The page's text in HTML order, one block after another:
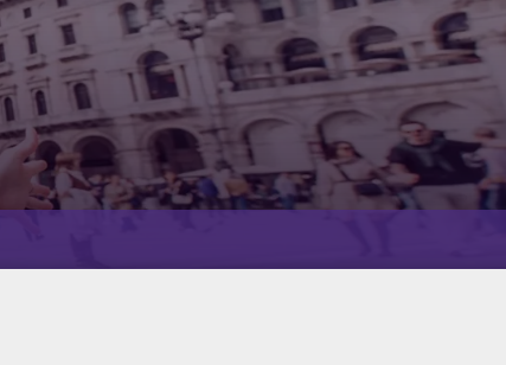
Talk
西班牙語
外語即時通
兒童美語
點讀筆教材
數位學習教材